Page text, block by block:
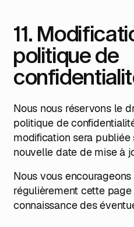
11.
politique de
Nous nous réservons le
politique de
modification sera
nouvelle date de mise à
Nous vous
régulièrement cette
connaissance des